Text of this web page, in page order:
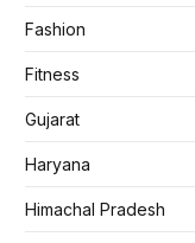
Fashion
Fitness
Gujarat
Haryana
Himachal Pradesh